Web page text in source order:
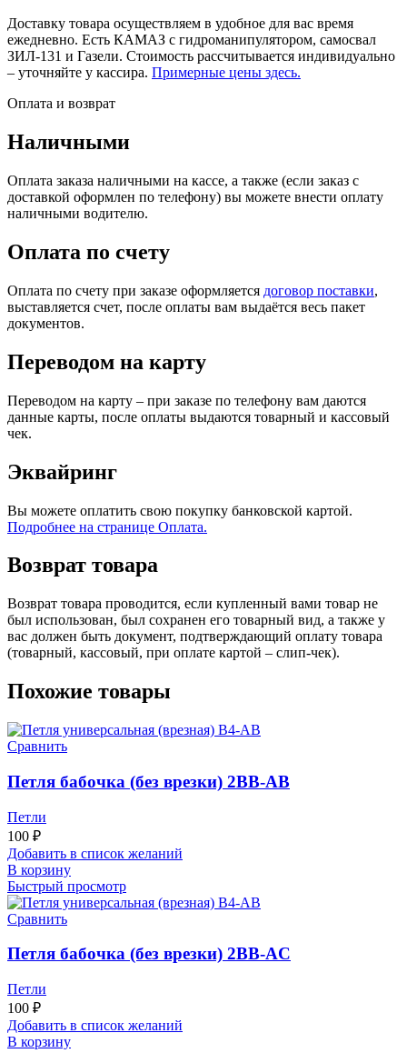
Доставку товара осуществляем в удобное для вас время
ежедневно. Есть КАМАЗ с гидроманипулятором, самосвал
ЗИЛ-131 и Газели. Стоимость рассчитывается индивидуально
– уточняйте у кассира. Примерные цены здесь.
Оплата и возврат
Наличными
Оплата заказа наличными на кассе, а также (если заказ с
доставкой оформлен по телефону) вы можете внести оплату
наличными водителю.
Оплата по счету
Оплата по счету при заказе оформляется договор поставки,
выставляется счет, после оплаты вам выдаётся весь пакет
документов.
Переводом на карту
Переводом на карту – при заказе по телефону вам даются
данные карты, после оплаты выдаются товарный и кассовый
чек.
Эквайринг
Вы можете оплатить свою покупку банковской картой.
Подробнее на странице Оплата.
Возврат товара
Возврат товара проводится, если купленный вами товар не
был использован, был сохранен его товарный вид, а также у
вас должен быть документ, подтверждающий оплату товара
(товарный, кассовый, при оплате картой – слип-чек).
Похожие товары
Сравнить
Петля бабочка (без врезки) 2BB-AB
Петли
100 ₽
Добавить в список желаний
В корзину
Быстрый просмотр
Сравнить
Петля бабочка (без врезки) 2BB-AC
Петли
100 ₽
Добавить в список желаний
В корзину